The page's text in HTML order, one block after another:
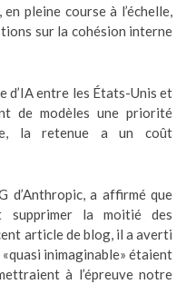
pleine course à l’échelle,
sur la cohésion interne
d’IA entre les États-Unis et
de modèles une priorité
la retenue a un coût
d’Anthropic, a affirmé que
supprimer la moitié des
article de blog, il a averti
«quasi inimaginable» étaient
à l’épreuve notre